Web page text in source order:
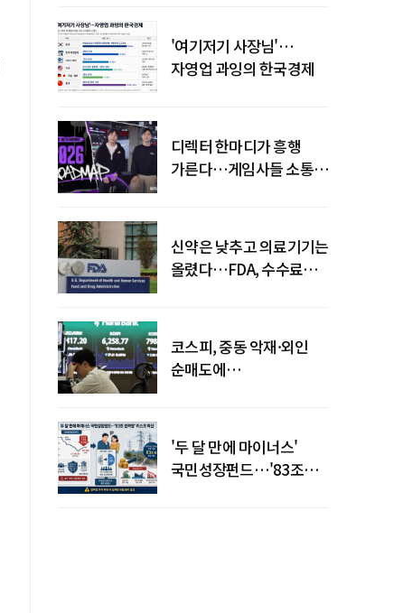
'여기저기 사장님'…
자영업 과잉의 한국경제
디렉터 한마디가 흥행
가른다…게임사들 소통
신약은 낮추고 의료기기는
올렸다…FDA, 수수료
코스피, 중동 악재·외인
순매도에
'두 달 만에 마이너스'
국민성장펀드…'83조